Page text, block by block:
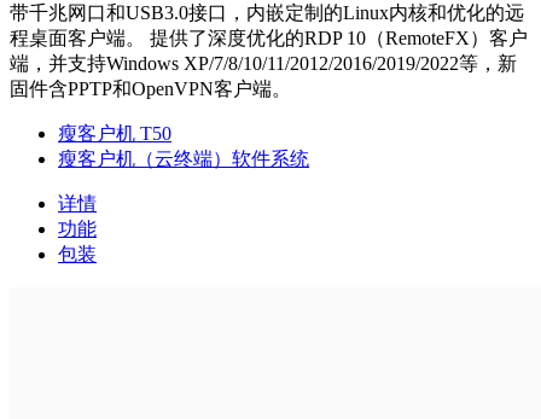
带千兆网口和USB3.0接口，内嵌定制的Linux内核和优化的远
程桌面客户端。 提供了深度优化的RDP 10（RemoteFX）客户
端，并支持Windows XP/7/8/10/11/2012/2016/2019/2022等，新
固件含PPTP和OpenVPN客户端。
瘦客户机 T50
瘦客户机（云终端）软件系统
详情
功能
包装